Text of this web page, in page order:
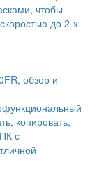
чтобы
до 2-х
обзор и
копировать,
с